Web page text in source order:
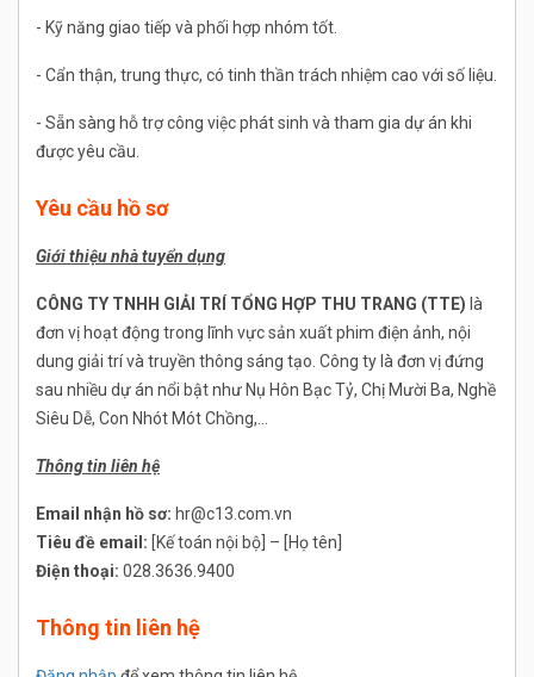
- Kỹ năng giao tiếp và phối hợp nhóm tốt.
- Cẩn thận, trung thực, có tinh thần trách nhiệm cao với số liệu.
- Sẵn sàng hỗ trợ công việc phát sinh và tham gia dự án khi
được yêu cầu.
Yêu cầu hồ sơ
Giới thiệu nhà tuyển dụng
CÔNG TY TNHH GIẢI TRÍ TỔNG HỢP THU TRANG (TTE) là
đơn vị hoạt động trong lĩnh vực sản xuất phim điện ảnh, nội
dung giải trí và truyền thông sáng tạo. Công ty là đơn vị đứng
sau nhiều dự án nổi bật như Nụ Hôn Bạc Tỷ, Chị Mười Ba, Nghề
Siêu Dễ, Con Nhót Mót Chồng,...
Thông tin liên hệ
Email nhận hồ sơ: hr@c13.com.vn
Tiêu đề email: [Kế toán nội bộ] – [Họ tên]
Điện thoại: 028.3636.9400
Thông tin liên hệ